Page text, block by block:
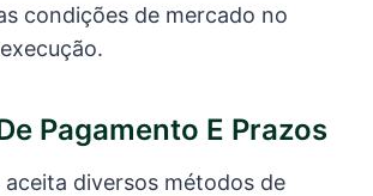
condições de mercado no
Pagamento E Prazos
aceita diversos métodos de